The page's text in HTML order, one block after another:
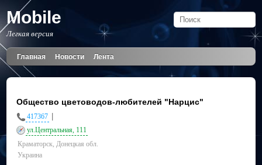
Mobile
Легкая версия
Главная Новости Лента
Общество цветоводов-любителей "Нарцис"
417367
ул.Центральная, 111
Краматорск, Донецкая обл.
Украина